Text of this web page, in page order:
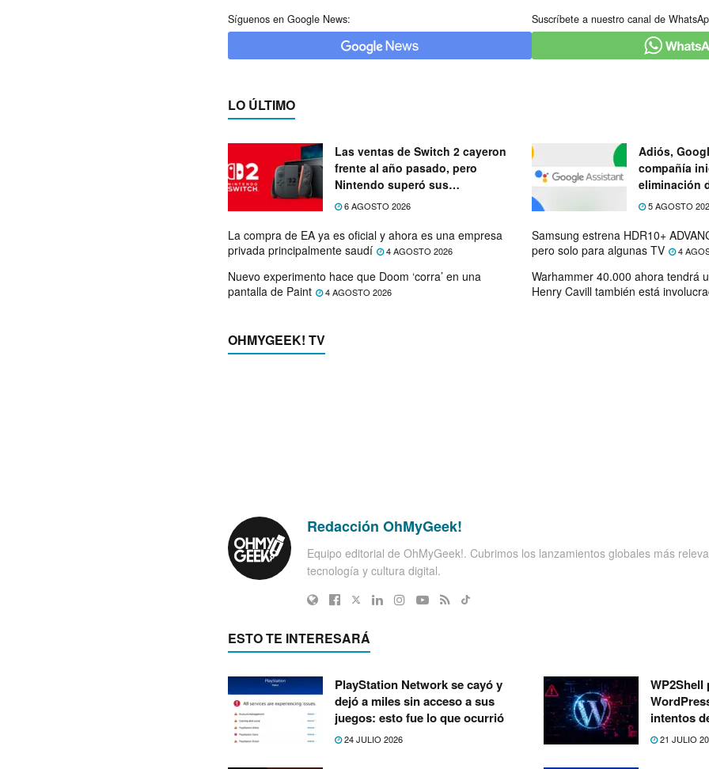
Síguenos en Google News: Suscríbete a nuestro canal de
LO ÚLTIMO
Las ventas de Switch 2 cayeron
frente al año pasado, pero
Nintendo superó sus
expectativas
6 AGOSTO 2026
Adiós,
compañía
eliminación
próximo mes
5 AGOSTO
La compra de EA ya es oficial y ahora es una empresa
privada principalmente saudí
4 AGOSTO 2026
Samsung estrena HDR10+
pero solo para algunas TV
4
Nuevo experimento hace que Doom ‘corra’ en una
pantalla de Paint
4 AGOSTO 2026
Warhammer 40.000 ahora tendrá
Henry Cavill también está
OHMYGEEK! TV
Redacción OhMyGeek!
Equipo editorial de OhMyGeek!. Cubrimos los lanzamientos globales más
tecnología y cultura digital.
ESTO TE INTERESARÁ
PlayStation Network se cayó y
dejó a miles sin acceso a sus
juegos: esto fue lo que ocurrió
24 JULIO 2026
WP2Shell
intentos
21 JULIO